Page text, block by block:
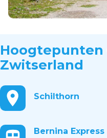
Hoogtepunten
Zwitserland
Schilthorn
Bernina Express